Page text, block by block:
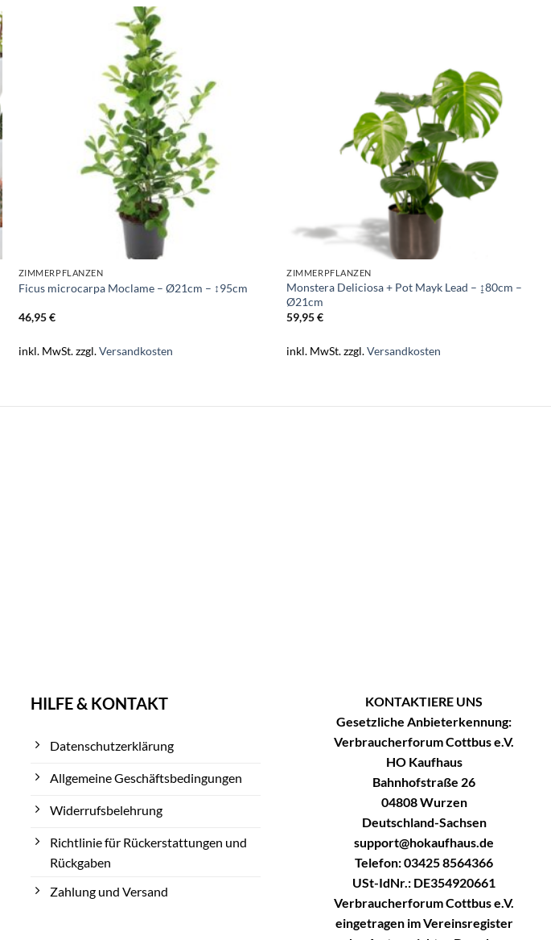
ZIMMERPFLANZEN
Ficus microcarpa Moclame – Ø21cm – ↕95cm
46,95€
inkl. MwSt.zzgl.Versandkosten
ZIMMERPFLANZEN
Monstera Deliciosa + Pot Mayk Lead – ↨80cm –
Ø21cm
59,95€
inkl. MwSt.zzgl.Versandkosten
HILFE & KONTAKT
Datenschutzerklärung
Allgemeine Geschäftsbedingungen
Widerrufsbelehrung
Richtlinie für Rückerstattungen und
Rückgaben
Zahlung und Versand
KONTAKTIERE UNS
Gesetzliche Anbieterkennung:
Verbraucherforum Cottbus e.V.
HO Kaufhaus
Bahnhofstraße 26
04808 Wurzen
Deutschland-Sachsen
support@hokaufhaus.de
Telefon: 03425 8564366
USt-IdNr.: DE354920661
Verbraucherforum Cottbus e.V.
eingetragen im Vereinsregister